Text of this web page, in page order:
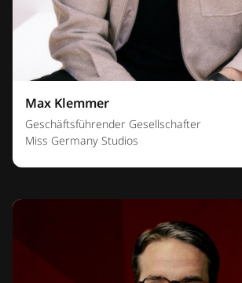
Max Klemmer
Geschäftsführender Gesellschafter
Miss Germany Studios